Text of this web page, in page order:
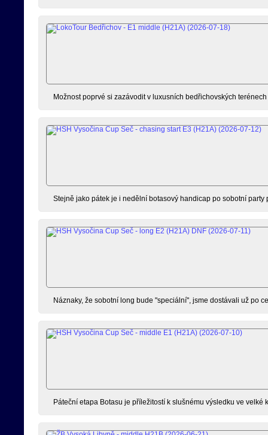
Možnost poprvé si zazávodit v luxusních bedřichovských
Stejně jako pátek je i nedělní botasový handicap po sobotní
Náznaky, že sobotní long bude "speciální", jsme dostávali už po
Páteční etapa Botasu je příležitostí k slušnému výsledku ve